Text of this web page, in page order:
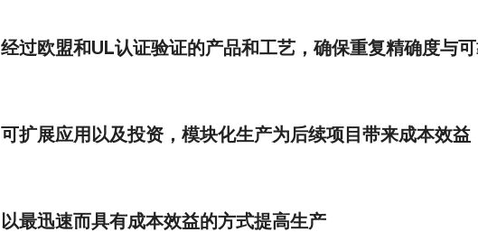
经过欧盟和UL认证验证的产品和工艺，确保重复精确度与
可扩展应用以及投资，模块化生产为后续项目带来成本效益
以最迅速而具有成本效益的方式提高生产